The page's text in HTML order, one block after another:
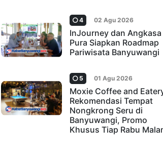
4 02 Agu 2026
InJourney dan Angkasa
Pura Siapkan Roadmap
Pariwisata Banyuwangi
5 01 Agu 2026
Moxie Coffee and
Rekomendasi Tempat
Nongkrong Seru di
Banyuwangi, Promo
Khusus Tiap Rabu